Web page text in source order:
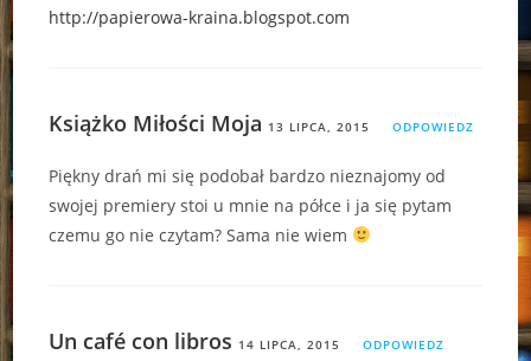
http://papierowa-kraina.blogspot.com
Książko Miłości Moja 13 LIPCA, 2015 ODPOWIEDZ
Piękny drań mi się podobał bardzo nieznajomy od
swojej premiery stoi u mnie na półce i ja się pytam
czemu go nie czytam? Sama nie wiem
Un café con libros 14 LIPCA, 2015 ODPOWIEDZ